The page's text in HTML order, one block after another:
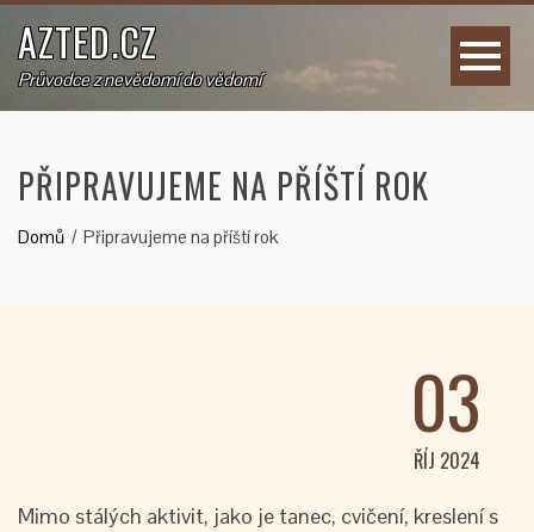
AZTED.CZ
Průvodce z nevědomí do vědomí
PŘIPRAVUJEME NA PŘÍŠTÍ ROK
Domů Připravujeme na příští rok
03
ŘÍJ 2024
Mimo stálých aktivit, jako je tanec, cvičení, kreslení s